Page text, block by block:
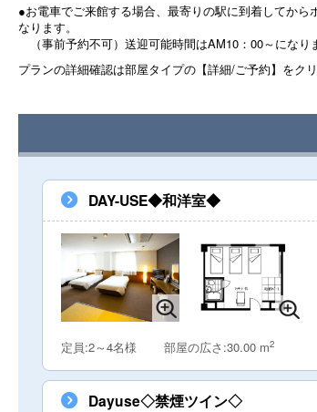
●お電車でご来館する場合、最寄りの駅に到着してか
なります。
（事前予約不可）送迎可能時間はAM10：00～になり
プランの詳細確認は部屋タイプの【詳細/ご予約】をク
DAY-USE◆和洋室◆
定員:2～4名様 部屋の広さ:30.00 m2
Dayuse◇禁煙ツイン◇